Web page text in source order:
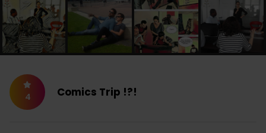
4 Comics Trip !?!